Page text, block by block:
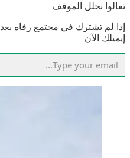
تعالوا نحلل الموقف
إذا لم تشترك في مجتمع رفاه
إيميلك الآن